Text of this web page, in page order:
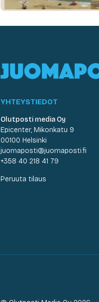
YHTEYSTIEDOT
Olutposti media Oy
Epicenter, Mikonkatu 9
00100 Helsinki
juomaposti@juomaposti.fi
+358 40 218 41 79
Peruuta tilaus